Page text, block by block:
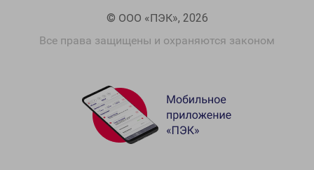
© ООО «ПЭК», 2026
Все права защищены и охраняются законом